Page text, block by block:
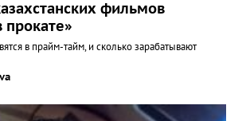
фильмов
прокате»
в прайм-тайм, и сколько зарабатывают